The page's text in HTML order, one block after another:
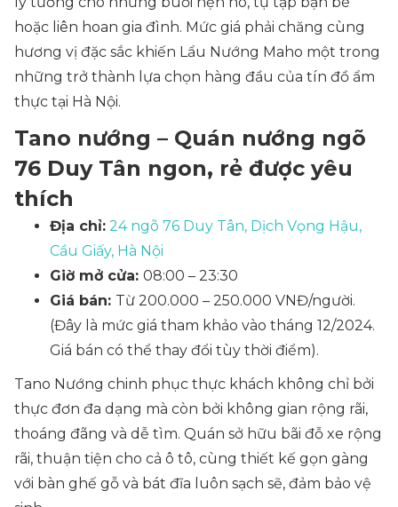
hoặc liên hoan gia đình. Mức giá phải chăng cùng
hương vị đặc sắc khiến Lẩu Nướng Maho một trong
những trở thành lựa chọn hàng đầu của tín đồ ẩm
thực tại Hà Nội.
Tano nướng – Quán nướng ngõ
76 Duy Tân ngon, rẻ được yêu
thích
Địa chỉ: 24 ngõ 76 Duy Tân, Dịch Vọng Hậu,
Cầu Giấy, Hà Nội
Giờ mở cửa: 08:00 – 23:30
Giá bán: Từ 200.000 – 250.000 VNĐ/người.
(Đây là mức giá tham khảo vào tháng 12/2024.
Giá bán có thể thay đổi tùy thời điểm).
Tano Nướng chinh phục thực khách không chỉ bởi
thực đơn đa dạng mà còn bởi không gian rộng rãi,
thoáng đãng và dễ tìm. Quán sở hữu bãi đỗ xe rộng
rãi, thuận tiện cho cả ô tô, cùng thiết kế gọn gàng
với bàn ghế gỗ và bát đĩa luôn sạch sẽ, đảm bảo vệ